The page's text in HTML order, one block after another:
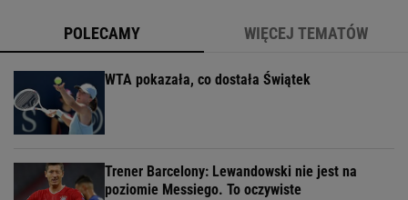
POLECAMY WIĘCEJ TEMATÓW
WTA pokazała, co dostała Świątek
Trener Barcelony: Lewandowski nie jest na
poziomie Messiego. To oczywiste